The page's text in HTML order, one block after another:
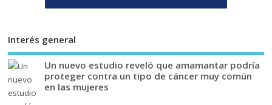
Interés general
Un nuevo estudio reveló que amamantar podría
proteger contra un tipo de cáncer muy común
en las mujeres